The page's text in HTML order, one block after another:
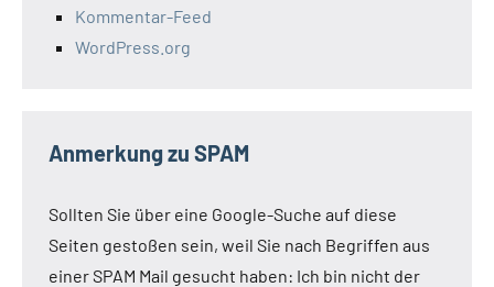
Kommentar-Feed
WordPress.org
Anmerkung zu SPAM
Sollten Sie über eine Google-Suche auf diese
Seiten gestoßen sein, weil Sie nach Begriffen aus
einer SPAM Mail gesucht haben: Ich bin nicht der